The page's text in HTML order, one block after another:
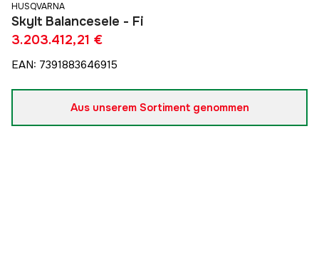
HUSQVARNA
Skylt Balancesele - Fi
3.203.412,21 €
EAN: 7391883646915
Aus unserem Sortiment genommen